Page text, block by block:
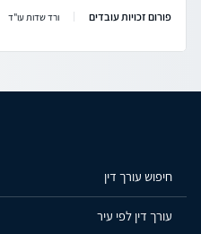
פורום זכויות עובדים ורד שדות עו"ד
חיפוש עורך דין
עורך דין לפי עיר